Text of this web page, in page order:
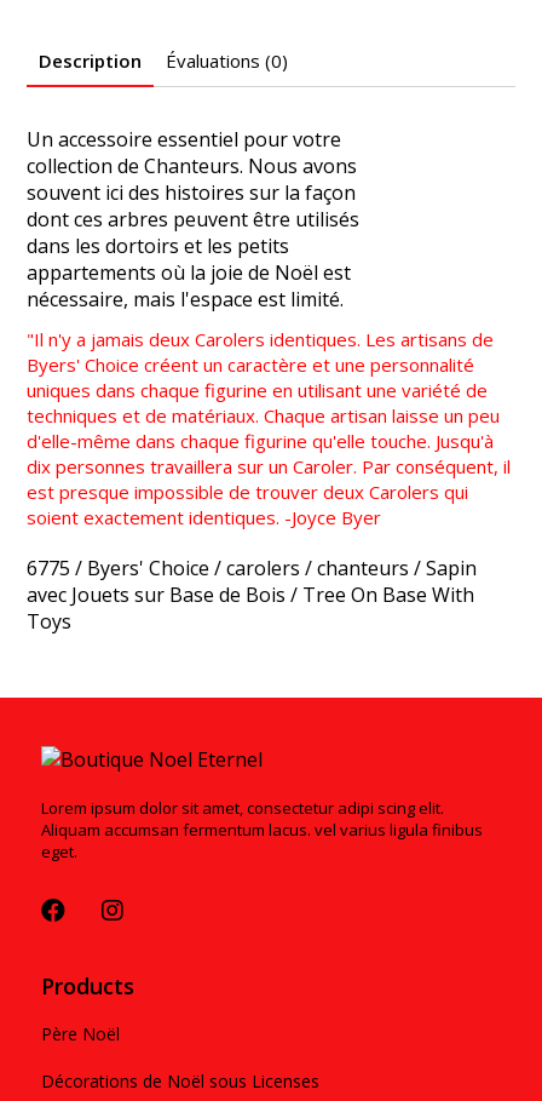
Description Évaluations (0)
Un accessoire essentiel pour votre
collection de Chanteurs. Nous avons
souvent ici des histoires sur la façon
dont ces arbres peuvent être utilisés
dans les dortoirs et les petits
appartements où la joie de Noël est
nécessaire, mais l'espace est limité.
"Il n'y a jamais deux Carolers identiques. Les artisans de
Byers' Choice créent un caractère et une personnalité
uniques dans chaque figurine en utilisant une variété de
techniques et de matériaux. Chaque artisan laisse un peu
d'elle-même dans chaque figurine qu'elle touche. Jusqu'à
dix personnes travaillera sur un Caroler. Par conséquent, il
est presque impossible de trouver deux Carolers qui
soient exactement identiques. -Joyce Byer
6775 / Byers' Choice /carolers /chanteurs /Sapin
avec Jouets sur Base de Bois / Tree On Base With
Toys
Lorem ipsum dolor sit amet, consectetur adipi scing elit.
Aliquam accumsan fermentum lacus. vel varius ligula finibus
eget.
Products
Père Noël
Décorations de Noël sous Licenses